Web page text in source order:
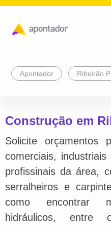
Apontador
Construção em
Solicite orçamentos
comerciais,
profissinais da área,
serralheiros e
como encontrar
hidráulicos, entre